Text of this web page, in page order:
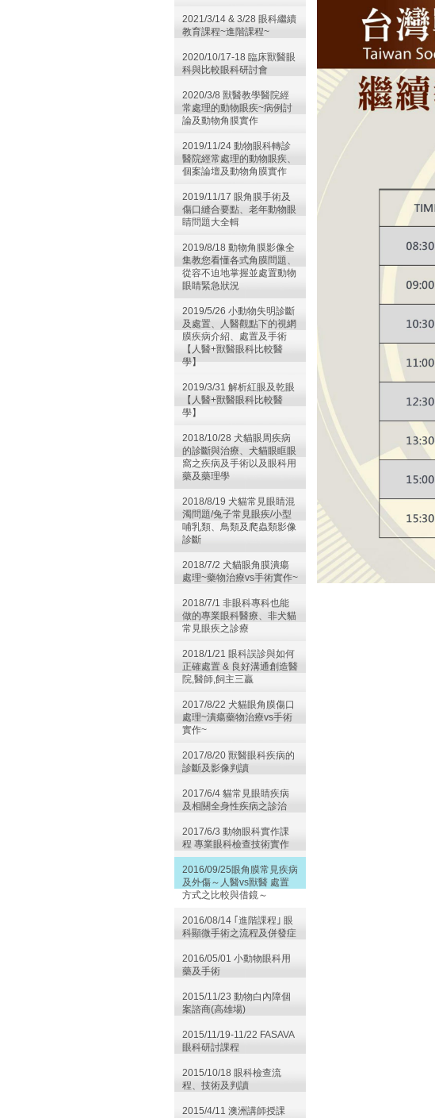
2021/3/14 & 3/28 眼科繼續
教育課程~進階課程~
2020/10/17-18 臨床獸醫眼
科與比較眼科研討會
2020/3/8 獸醫教學醫院經
常處理的動物眼疾~病例討
論及動物角膜實作
2019/11/24 動物眼科轉診
醫院經常處理的動物眼疾、
個案論壇及動物角膜實作
2019/11/17 眼角膜手術及
傷口縫合要點、老年動物眼
睛問題大全輯
2019/8/18 動物角膜影像全
集教您看懂各式角膜問題、
從容不迫地掌握並處置動物
眼睛緊急狀況
2019/5/26 小動物失明診斷
及處置、人醫觀點下的視網
膜疾病介紹、處置及手術
【人醫+獸醫眼科比較醫
學】
2019/3/31 解析紅眼及乾眼
【人醫+獸醫眼科比較醫
學】
2018/10/28 犬貓眼周疾病
的診斷與治療、犬貓眼眶眼
窩之疾病及手術以及眼科用
藥及藥理學
2018/8/19 犬貓常見眼睛混
濁問題/兔子常見眼疾/小型
哺乳類、鳥類及爬蟲類影像
診斷
2018/7/2 犬貓眼角膜潰瘍
處理~藥物治療vs手術實作~
2018/7/1 非眼科專科也能
做的專業眼科醫療、非犬貓
常見眼疾之診療
2018/1/21 眼科誤診與如何
正確處置 & 良好溝通創造醫
院,醫師,飼主三贏
2017/8/22 犬貓眼角膜傷口
處理~潰瘍藥物治療vs手術
實作~
2017/8/20 獸醫眼科疾病的
診斷及影像判讀
2017/6/4 貓常見眼睛疾病
及相關全身性疾病之診治
2017/6/3 動物眼科實作課
程 專業眼科檢查技術實作
2016/09/25眼角膜常見疾病
及外傷～人醫vs獸醫 處置
方式之比較與借鏡～
2016/08/14 ｢進階課程｣ 眼
科顯微手術之流程及併發症
2016/05/01 小動物眼科用
藥及手術
2015/11/23 動物白內障個
案諮商(高雄場)
2015/11/19-11/22 FASAVA
眼科研討課程
2015/10/18 眼科檢查流
程、技術及判讀
2015/4/11 澳洲講師授課